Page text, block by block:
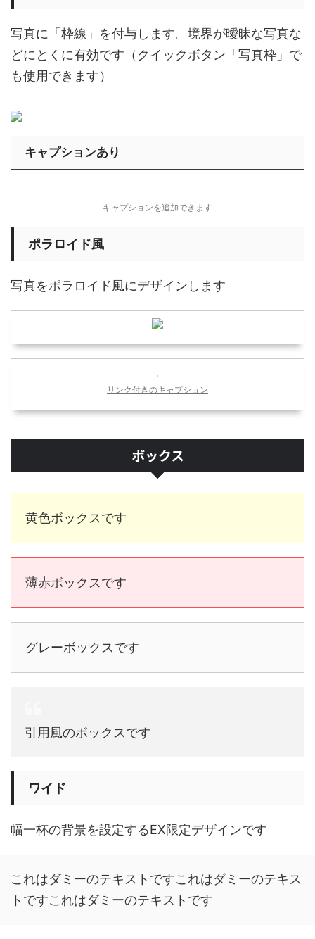
写真に「枠線」を付与します。境界が曖昧な写真な
どにとくに有効です（クイックボタン「写真枠」で
も使用できます）
キャプションあり
キャプションを追加できます
ポラロイド風
写真をポラロイド風にデザインします
リンク付きのキャプション
ボックス
黄色ボックスです
薄赤ボックスです
グレーボックスです
引用風のボックスです
ワイド
幅一杯の背景を設定するEX限定デザインです
これはダミーのテキストですこれはダミーのテキス
トですこれはダミーのテキストです